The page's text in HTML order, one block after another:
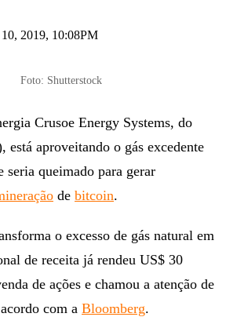
2019, 10:08PM
Foto: Shutterstock
Crusoe Energy Systems, do
está aproveitando o gás excedente
seria queimado para gerar
de bitcoin.
o excesso de gás natural em
de receita já rendeu US$ 30
de ações e chamou a atenção de
com a Bloomberg.